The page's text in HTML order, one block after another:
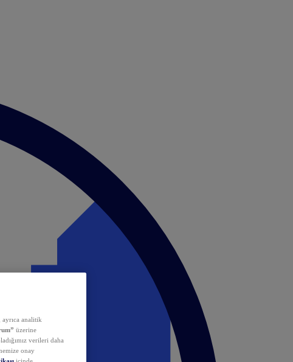
analitik
üzerine
verileri daha
onay